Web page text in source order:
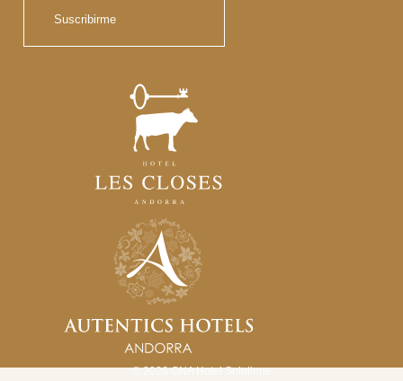
Suscribirme
© 2026GNA Hotel Solutions